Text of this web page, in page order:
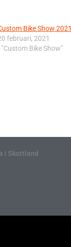
Bike Show 2021
februari, 2021
”Custom Bike Show”
i Skottland